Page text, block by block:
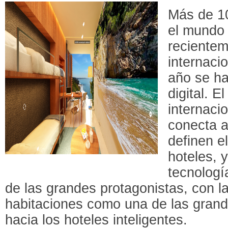
Más de
el
año se
digital.
conecta
definen
hoteles,
de las grandes protagonistas, con
habitaciones como una de las
hacia los hoteles inteligentes.